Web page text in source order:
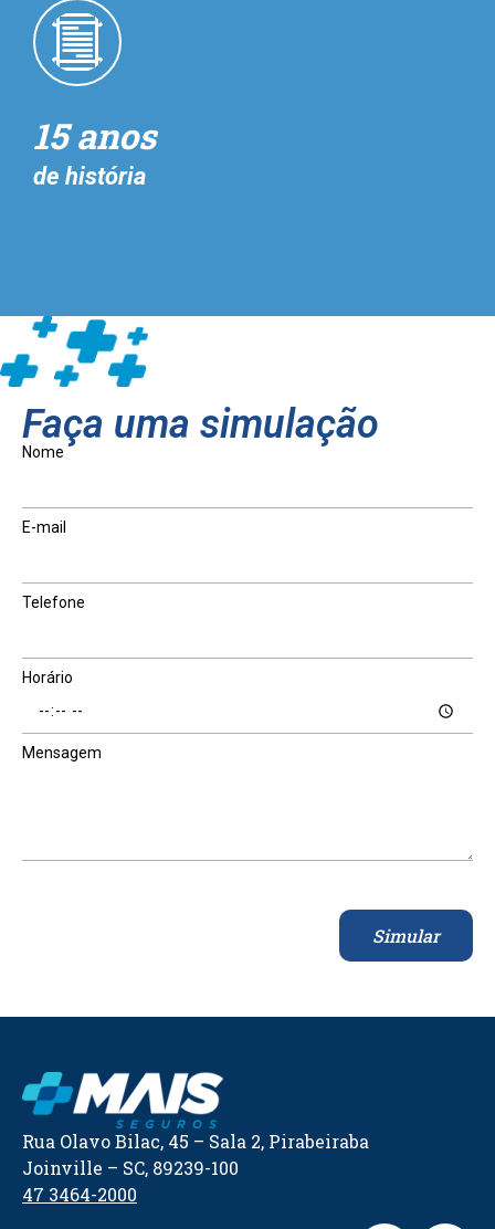
15 anos
de história
Faça uma simulação
Nome
E-mail
Telefone
Horário
Mensagem
Simular
Rua Olavo Bilac, 45 – Sala 2, Pirabeiraba
Joinville – SC, 89239-100
47 3464-2000